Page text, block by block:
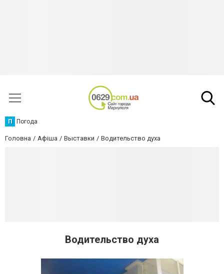
П Погода
Головна Афіша Выставки Водительство духа
Водительство духа